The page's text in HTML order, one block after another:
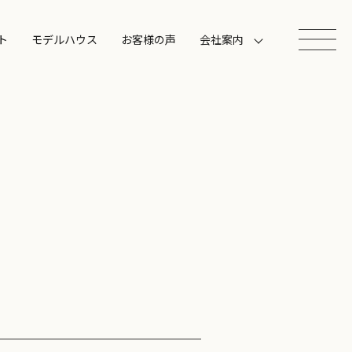
モデルハウス お客様の声 会社案内